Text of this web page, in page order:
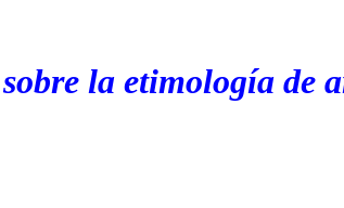
la etimología de